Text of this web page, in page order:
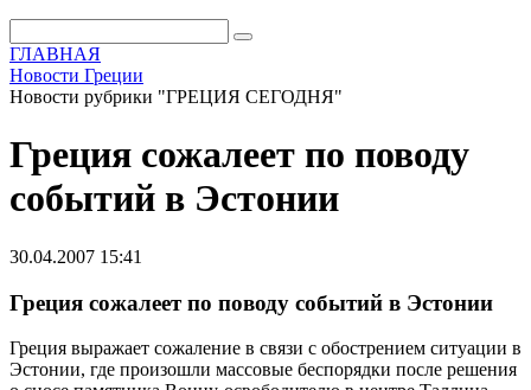
ГЛАВНАЯ
Новости Греции
Новости рубрики "ГРЕЦИЯ СЕГОДНЯ"
Греция сожалеет по поводу
событий в Эстонии
30.04.2007 15:41
Греция сожалеет по поводу событий в Эстонии
Греция выражает сожаление в связи с обострением ситуации в
Эстонии, где произошли массовые беспорядки после решения